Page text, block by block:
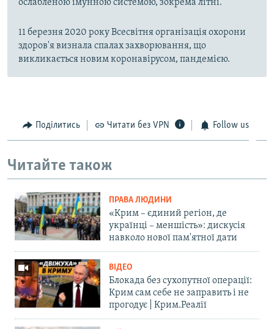
ослабленою імунною системою, зокрема літні.
11 березня 2020 року Всесвітня організація охорони
здоров'я визнала спалах захворювання, що
викликається новим коронавірусом, пандемією.
Поділитись Читати без VPN Follow us
Читайте також
ПРАВА ЛЮДИНИ
«Крим – єдиний регіон, де
українці – меншість»: дискусія
навколо нової пам'ятної дати
ВІДЕО
Блокада без сухопутної операції:
Крим сам себе не заправить і не
прогодує | Крим.Реалії